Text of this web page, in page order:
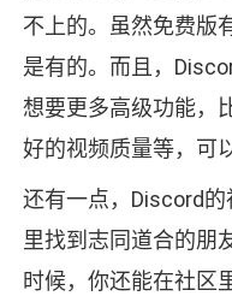
不上的。虽然免费版
是有的。而且，
想要更多高级功能，
好的视频质量等，可
还有一点，Discord
里找到志同道合的朋
时候，你还能在社区